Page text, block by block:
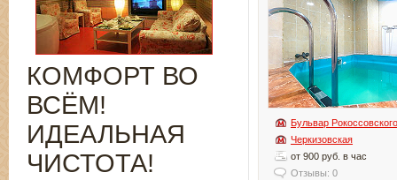
Бульвар Рокоссовского
Черкизовская
от 900 руб. в час
Отзывы: 0
КОМФОРТ ВО
ВСЁМ!
ИДЕАЛЬНАЯ
ЧИСТОТА!